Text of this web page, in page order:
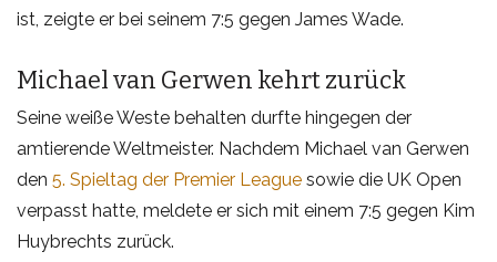
ist, zeigte er bei seinem 7:5 gegen James Wade.
Michael van Gerwen kehrt zurück
Seine weiße Weste behalten durfte hingegen der
amtierende Weltmeister. Nachdem Michael van Gerwen
den 5. Spieltag der Premier League sowie die UK Open
verpasst hatte, meldete er sich mit einem 7:5 gegen Kim
Huybrechts zurück.